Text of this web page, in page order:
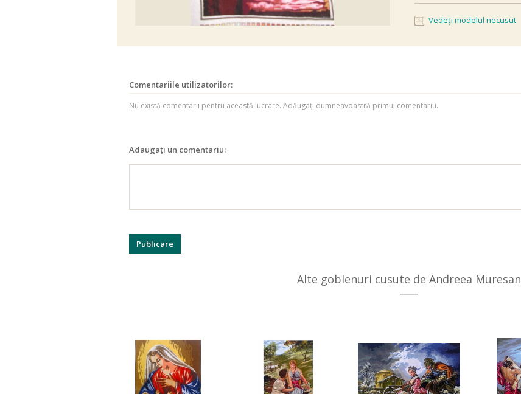
Vedeți modelul necusut
Comentariile utilizatorilor:
Nu există comentarii pentru această lucrare. Adăugați dumneavoastră primul comentariu.
Adaugați un comentariu:
Alte goblenuri cusute de Andreea Muresan